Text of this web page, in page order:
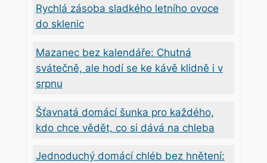
Rychlá zásoba sladkého letního ovoce
do sklenic
Mazanec bez kalendáře: Chutná
svátečně, ale hodí se ke kávě klidně i v
srpnu
Šťavnatá domácí šunka pro každého,
kdo chce vědět, co si dává na chleba
Jednoduchý domácí chléb bez hnětení: